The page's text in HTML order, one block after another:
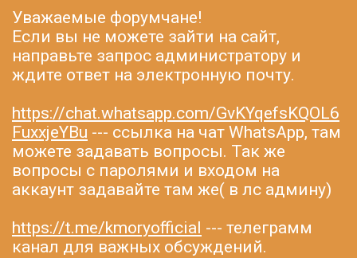
Уважаемые форумчане!
Если вы не можете зайти на сайт,
направьте запрос администратору и
ждите ответ на электронную почту.
https://chat.whatsapp.com/GvKYqefsKQOL6
FuxxjeYBu --- ссылка на чат WhatsApp, там
можете задавать вопросы. Так же
вопросы с паролями и входом на
аккаунт задавайте там же( в лс админу)
https://t.me/kmoryofficial --- телеграмм
канал для важных обсуждений.